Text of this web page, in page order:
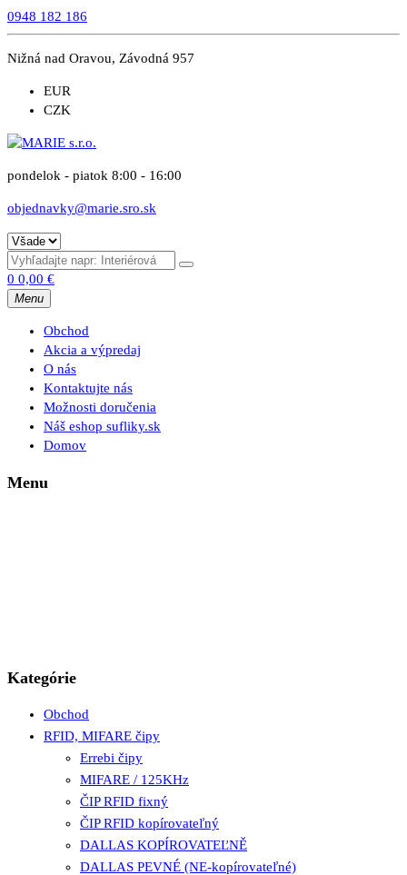
0948 182 186
Nižná nad Oravou, Závodná 957
EUR
CZK
pondelok - piatok 8:00 - 16:00
objednavky@marie.sro.sk
0 0,00 €
Menu
Obchod
Akcia a výpredaj
O nás
Kontaktujte nás
Možnosti doručenia
Náš eshop sufliky.sk
Domov
Menu
Kategórie
Obchod
RFID, MIFARE čipy
Errebi čipy
MIFARE / 125KHz
ČIP RFID fixný
ČIP RFID kopírovateľný
DALLAS KOPÍROVATEĽNĚ
DALLAS PEVNÉ (NE-kopírovateľné)